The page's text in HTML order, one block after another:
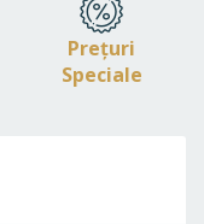
Prețuri
Speciale